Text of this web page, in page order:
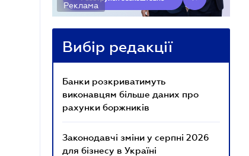
Реклама
Вибір редакції
Банки розкриватимуть
виконавцям більше даних про
рахунки боржників
Законодавчі зміни у серпні 2026
для бізнесу в Україні